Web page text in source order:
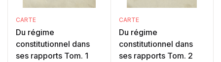
CARTE
Du régime
constitutionnel dans
ses rapports Tom. 1
CARTE
Du régime
constitutionnel dans
ses rapports Tom. 2